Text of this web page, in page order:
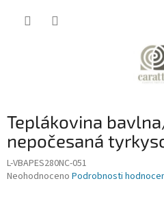
Teplákovina
nepočesaná
L-VBAPES280NC-051
Průměrné
Neohodnoceno Podrobnosti